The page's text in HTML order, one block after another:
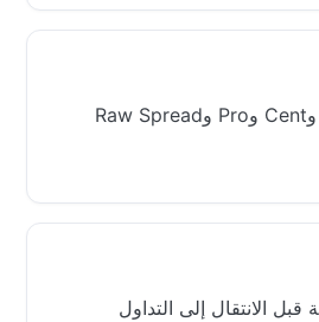
قارن بين Standard وCent وPro وRaw Spread
الانتقال إلى التداول